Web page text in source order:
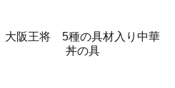
大阪王将 5種の具材入り中華
丼の具